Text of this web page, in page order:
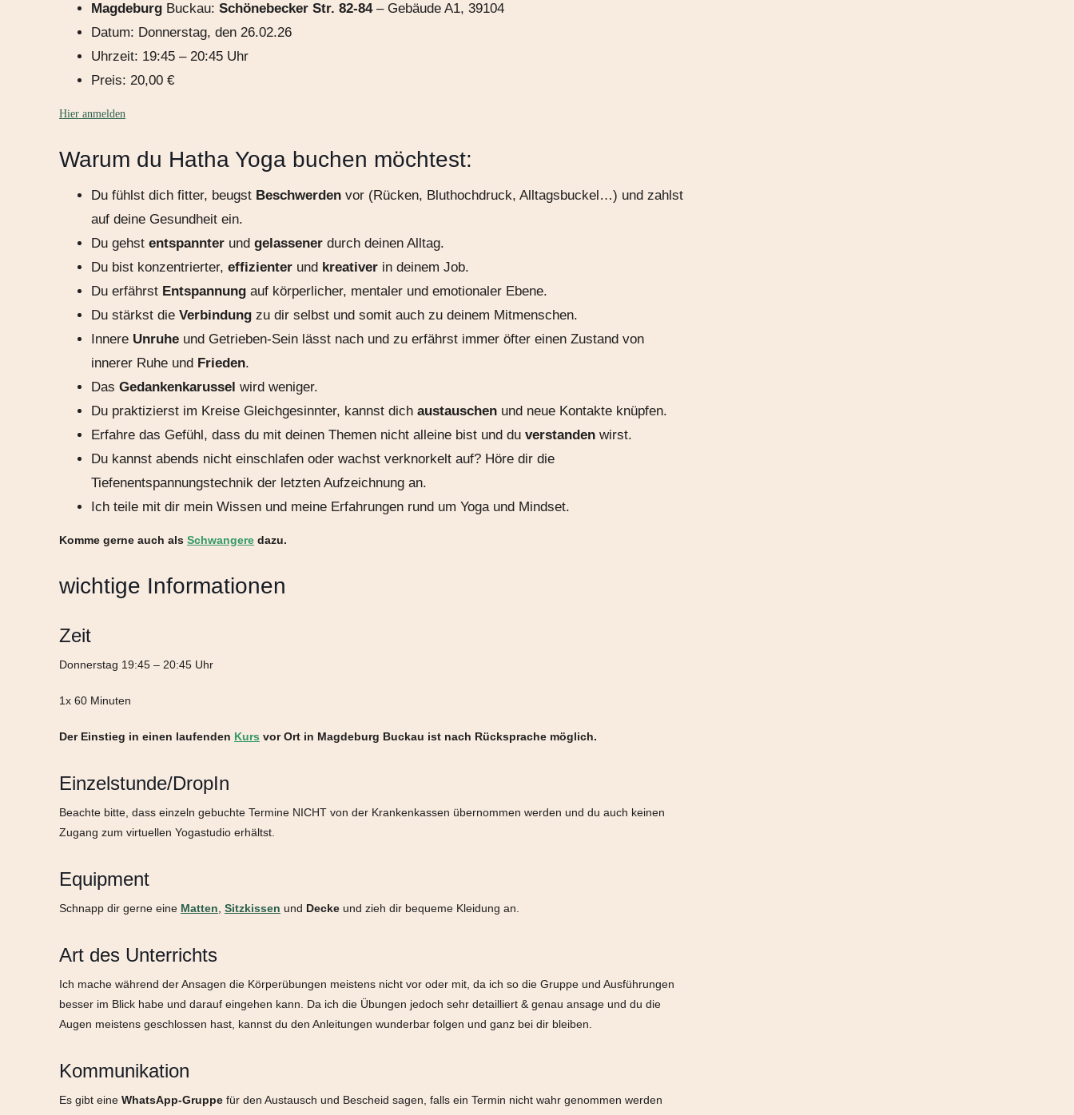
Magdeburg Buckau: Schönebecker Str. 82-84– Gebäude A1, 39104
Datum: Donnerstag, den 26.02.26
Uhrzeit: 19:45 – 20:45 Uhr
Preis: 20,00 €
Hier anmelden
Warum du Hatha Yoga buchen möchtest:
Du fühlst dich fitter, beugst Beschwerden vor (Rücken, Bluthochdruck, Alltagsbuckel…) und zahlst
auf deine Gesundheit ein.
Du gehst entspannter und gelassener durch deinen Alltag.
Du bist konzentrierter, effizienter und kreativer in deinem Job.
Du erfährst Entspannung auf körperlicher, mentaler und emotionaler Ebene.
Du stärkst die Verbindung zu dir selbst und somit auch zu deinem Mitmenschen.
Innere Unruhe und Getrieben-Sein lässt nach und zu erfährst immer öfter einen Zustand von
innerer Ruhe und Frieden.
Das Gedankenkarussel wird weniger.
Du praktizierst im Kreise Gleichgesinnter, kannst dich austauschen und neue Kontakte knüpfen.
Erfahre das Gefühl, dass du mit deinen Themen nicht alleine bist und du verstanden wirst.
Du kannst abends nicht einschlafen oder wachst verknorkelt auf? Höre dir die
Tiefenentspannungstechnik der letzten Aufzeichnung an.
Ich teile mit dir mein Wissen und meine Erfahrungen rund um Yoga und Mindset.
Komme gerne auch als Schwangere dazu.
wichtige Informationen
Zeit
Donnerstag 19:45 – 20:45 Uhr
1x 60 Minuten
Der Einstieg in einen laufenden Kurs vor Ort in Magdeburg Buckau ist nach Rücksprache möglich.
Einzelstunde/DropIn
Beachte bitte, dass einzeln gebuchte Termine NICHT von der Krankenkassen übernommen werden und du auch keinen
Zugang zum virtuellen Yogastudio erhältst.
Equipment
Schnapp dir gerne eine Matten Sitzkissen und Decke und zieh dir bequeme Kleidung an.
Art des Unterrichts
Ich mache während der Ansagen die Körperübungen meistens nicht vor oder mit, da ich so die Gruppe und Ausführungen
besser im Blick habe und darauf eingehen kann. Da ich die Übungen jedoch sehr detailliert & genau ansage und du die
Augen meistens geschlossen hast, kannst du den Anleitungen wunderbar folgen und ganz bei dir bleiben.
Kommunikation
Es gibt eine WhatsApp-Gruppe für den Austausch und Bescheid sagen, falls ein Termin nicht wahr genommen werden